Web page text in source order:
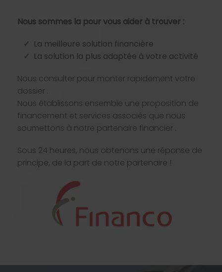
Nous sommes la pour vous aider à trouver :
La meilleure solution financière
La solution la plus adaptée à votre activité
Nous consulter pour monter rapidement votre
dossier .
Nous établissons ensemble une proposition de
financement et services associés que nous
soumettons à notre partenaire financier .
Sous 24 heures, nous obtenons une réponse de
principe, de la part de notre partenaire !